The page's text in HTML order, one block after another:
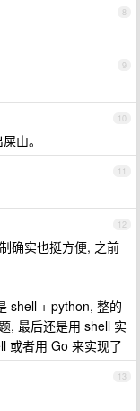
8
9
10
山。
11
12
确实也挺方便, 之前
shell + python, 整的
, 最后还是用 shell 实
或者用 Go 来实现了
13